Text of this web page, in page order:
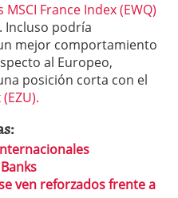
MSCI France Index (EWQ)
Incluso podría
mejor comportamiento
al Europeo,
posición corta con el
ven reforzados frente a